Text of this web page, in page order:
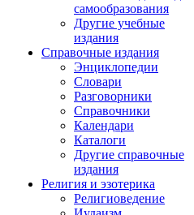
самообразования
Другие учебные
издания
Справочные издания
Энциклопедии
Словари
Разговорники
Справочники
Календари
Каталоги
Другие справочные
издания
Религия и эзотерика
Религиоведение